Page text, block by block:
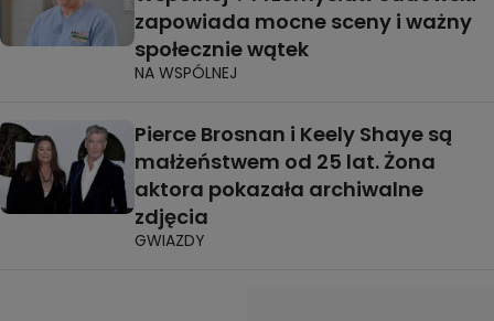
zapowiada mocne sceny i ważny
społecznie wątek
NA WSPÓLNEJ
Pierce Brosnan i Keely Shaye są
małżeństwem od 25 lat. Żona
aktora pokazała archiwalne
zdjęcia
GWIAZDY